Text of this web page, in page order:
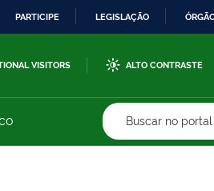
PARTICIPE LEGISLAÇÃO
VISITORS ALTO CONTRASTE
Buscar no portal